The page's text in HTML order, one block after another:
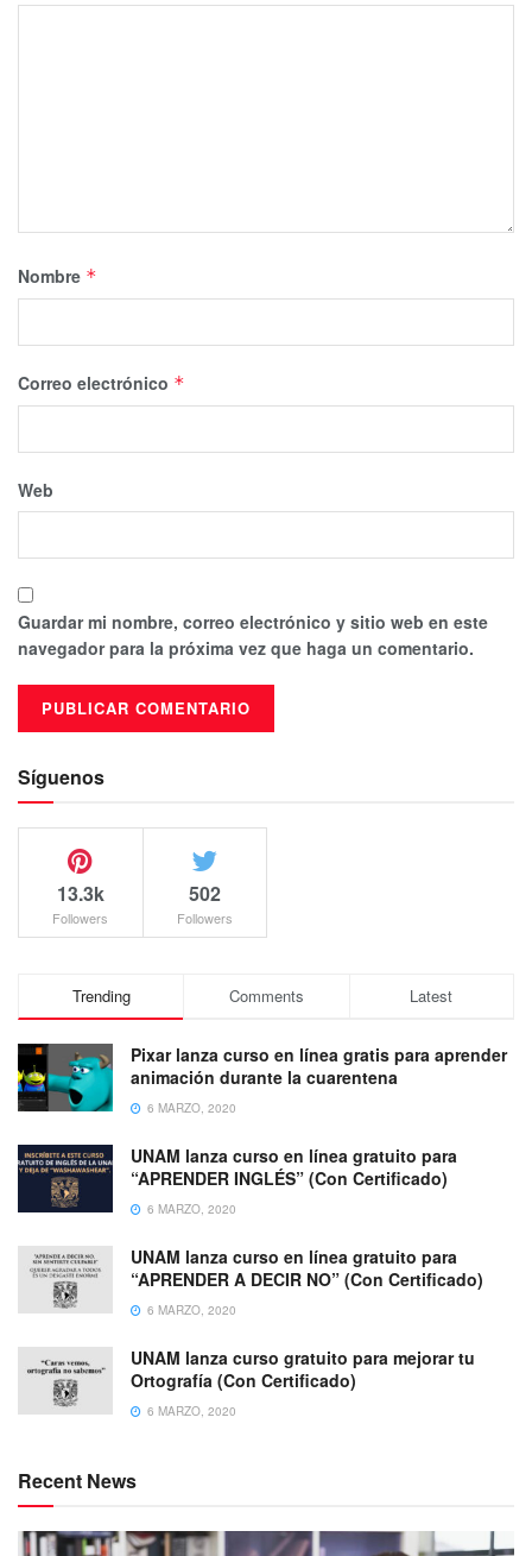
Nombre *
Correo electrónico *
Web
Guardar mi nombre, correo electrónico y sitio web en este
navegador para la próxima vez que haga un comentario.
Síguenos
13.3k
Followers
502
Followers
Trending Comments Latest
Pixar lanza curso en línea gratis para aprender
animación durante la cuarentena
6 MARZO, 2020
UNAM lanza curso en línea gratuito para
“APRENDER INGLÉS” (Con Certificado)
6 MARZO, 2020
UNAM lanza curso en línea gratuito para
“APRENDER A DECIR NO” (Con Certificado)
6 MARZO, 2020
UNAM lanza curso gratuito para mejorar tu
Ortografía (Con Certificado)
6 MARZO, 2020
Recent News